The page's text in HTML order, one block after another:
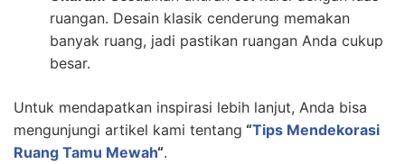
ruangan. Desain klasik cenderung memakan
banyak ruang, jadi pastikan ruangan Anda cukup
besar.
Untuk mendapatkan inspirasi lebih lanjut, Anda bisa
mengunjungi artikel kami tentang “Tips Mendekorasi
Ruang Tamu Mewah“.